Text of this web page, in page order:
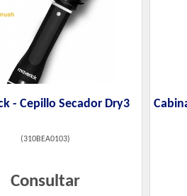
- Cepillo Secador Dry3
(310BEA0103)
Consultar